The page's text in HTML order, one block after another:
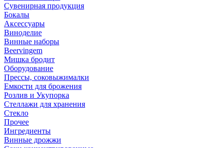
Сувенирная продукция
Бокалы
Аксессуары
Виноделие
Винные наборы
Beervingem
Мишка бродит
Оборудование
Прессы, соковыжималки
Емкости для брожения
Розлив и Укупорка
Стеллажи для хранения
Стекло
Прочее
Ингредиенты
Винные дрожжи